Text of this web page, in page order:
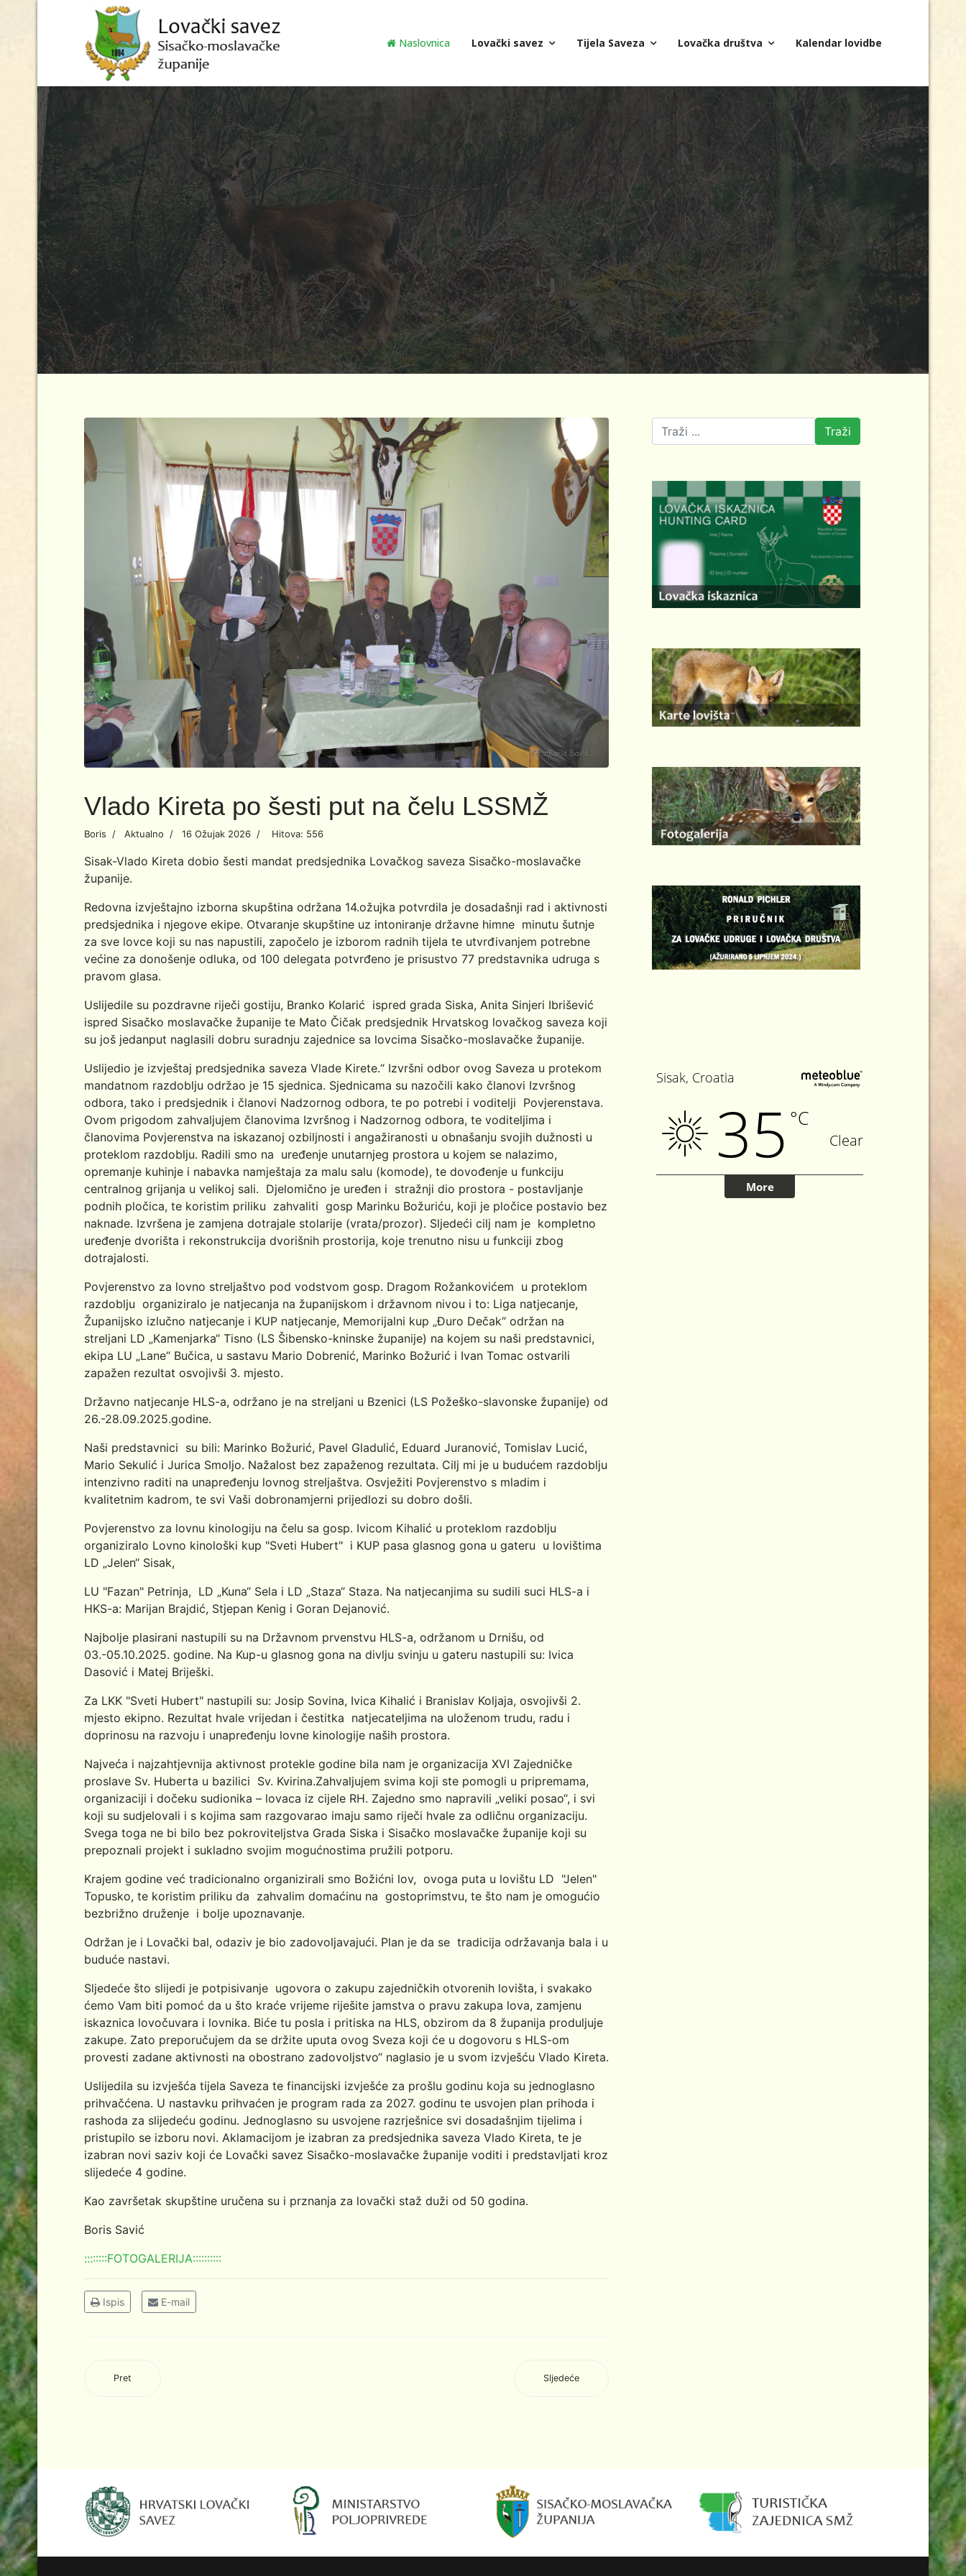
Naslovnica Lovački savez Tijela Saveza Lovačka društva Kalendar lovidbe
Vlado Kireta po šesti put na čelu LSSMŽ
Boris Aktualno 16 Ožujak 2026 Hitova: 556
Sisak-Vlado Kireta dobio šesti mandat predsjednika Lovačkog saveza Sisačko-moslavačke
županije.
Redovna izvještajno izborna skupština održana 14.ožujka potvrdila je dosadašnji rad i aktivnosti
predsjednika i njegove ekipe. Otvaranje skupštine uz intoniranje državne himne minutu šutnje
za sve lovce koji su nas napustili, započelo je izborom radnih tijela te utvrđivanjem potrebne
većine za donošenje odluka, od 100 delegata potvrđeno je prisustvo 77 predstavnika udruga s
pravom glasa.
Uslijedile su pozdravne riječi gostiju, Branko Kolarić ispred grada Siska, Anita Sinjeri Ibrišević
ispred Sisačko moslavačke županije te Mato Čičak predsjednik Hrvatskog lovačkog saveza koji
su još jedanput naglasili dobru suradnju zajednice sa lovcima Sisačko-moslavačke županije.
Uslijedio je izvještaj predsjednika saveza Vlade Kirete.“ Izvršni odbor ovog Saveza u protekom
mandatnom razdoblju održao je 15 sjednica. Sjednicama su nazočili kako članovi Izvršnog
odbora, tako i predsjednik i članovi Nadzornog odbora, te po potrebi i voditelji Povjerenstava.
Ovom prigodom zahvaljujem članovima Izvršnog i Nadzornog odbora, te voditeljima i
članovima Povjerenstva na iskazanoj ozbiljnosti i angažiranosti u obnašanju svojih dužnosti u
proteklom razdoblju. Radili smo na uređenje unutarnjeg prostora u kojem se nalazimo,
opremanje kuhinje i nabavka namještaja za malu salu (komode), te dovođenje u funkciju
centralnog grijanja u velikoj sali. Djelomično je uređen i stražnji dio prostora - postavljanje
podnih pločica, te koristim priliku zahvaliti gosp Marinku Božuriću, koji je pločice postavio bez
naknade. Izvršena je zamjena dotrajale stolarije (vrata/prozor). Sljedeći cilj nam je kompletno
uređenje dvorišta i rekonstrukcija dvorišnih prostorija, koje trenutno nisu u funkciji zbog
dotrajalosti.
Povjerenstvo za lovno streljaštvo pod vodstvom gosp. Dragom Rožankovićem u proteklom
razdoblju organiziralo je natjecanja na županijskom i državnom nivou i to: Liga natjecanje,
Županijsko izlučno natjecanje i KUP natjecanje, Memorijalni kup „Đuro Dečak“ održan na
streljani LD „Kamenjarka“ Tisno (LS Šibensko-kninske županije) na kojem su naši predstavnici,
ekipa LU „Lane“ Bučica, u sastavu Mario Dobrenić, Marinko Božurić i Ivan Tomac ostvarili
zapažen rezultat osvojivši 3. mjesto.
Državno natjecanje HLS-a, održano je na streljani u Bzenici (LS Požeško-slavonske županije) od
26.-28.09.2025.godine.
Naši predstavnici su bili: Marinko Božurić, Pavel Gladulić, Eduard Juranović, Tomislav Lucić,
Mario Sekulić i Jurica Smoljo. Nažalost bez zapaženog rezultata. Cilj mi je u budućem razdoblju
intenzivno raditi na unapređenju lovnog streljaštva. Osvježiti Povjerenstvo s mladim i
kvalitetnim kadrom, te svi Vaši dobronamjerni prijedlozi su dobro došli.
Povjerenstvo za lovnu kinologiju na čelu sa gosp. Ivicom Kihalić u proteklom razdoblju
organiziralo Lovno kinološki kup "Sveti Hubert" i KUP pasa glasnog gona u gateru u lovištima
LD „Jelen“ Sisak,
LU "Fazan" Petrinja, LD „Kuna“ Sela i LD „Staza“ Staza. Na natjecanjima su sudili suci HLS-a i
HKS-a: Marijan Brajdić, Stjepan Kenig i Goran Dejanović.
Najbolje plasirani nastupili su na Državnom prvenstvu HLS-a, održanom u Drnišu, od
03.-05.10.2025. godine. Na Kup-u glasnog gona na divlju svinju u gateru nastupili su: Ivica
Dasović i Matej Briješki.
Za LKK "Sveti Hubert" nastupili su: Josip Sovina, Ivica Kihalić i Branislav Koljaja, osvojivši 2.
mjesto ekipno. Rezultat hvale vrijedan i čestitka natjecateljima na uloženom trudu, radu i
doprinosu na razvoju i unapređenju lovne kinologije naših prostora.
Najveća i najzahtjevnija aktivnost protekle godine bila nam je organizacija XVI Zajedničke
proslave Sv. Huberta u bazilici Sv. Kvirina.Zahvaljujem svima koji ste pomogli u pripremama,
organizaciji i dočeku sudionika – lovaca iz cijele RH. Zajedno smo napravili „veliki posao“, i svi
koji su sudjelovali i s kojima sam razgovarao imaju samo riječi hvale za odličnu organizaciju.
Svega toga ne bi bilo bez pokroviteljstva Grada Siska i Sisačko moslavačke županije koji su
prepoznali projekt i sukladno svojim mogućnostima pružili potporu.
Krajem godine već tradicionalno organizirali smo Božićni lov, ovoga puta u lovištu LD "Jelen"
Topusko, te koristim priliku da zahvalim domaćinu na gostoprimstvu, te što nam je omogućio
bezbrižno druženje i bolje upoznavanje.
Održan je i Lovački bal, odaziv je bio zadovoljavajući. Plan je da se tradicija održavanja bala i u
buduće nastavi.
Sljedeće što slijedi je potpisivanje ugovora o zakupu zajedničkih otvorenih lovišta, i svakako
ćemo Vam biti pomoć da u što kraće vrijeme riješite jamstva o pravu zakupa lova, zamjenu
iskaznica lovočuvara i lovnika. Biće tu posla i pritiska na HLS, obzirom da 8 županija produljuje
zakupe. Zato preporučujem da se držite uputa ovog Sveza koji će u dogovoru s HLS-om
provesti zadane aktivnosti na obostrano zadovoljstvo“ naglasio je u svom izvješću Vlado Kireta.
Uslijedila su izvješća tijela Saveza te financijski izvješće za prošlu godinu koja su jednoglasno
prihvačćena. U nastavku prihvaćen je program rada za 2027. godinu te usvojen plan prihoda i
rashoda za slijedeću godinu. Jednoglasno su usvojene razrješnice svi dosadašnjim tijelima i
pristupilo se izboru novi. Aklamacijom je izabran za predsjednika saveza Vlado Kireta, te je
izabran novi saziv koji će Lovački savez Sisačko-moslavačke županije voditi i predstavljati kroz
slijedeće 4 godine.
Kao završetak skupštine uručena su i prznanja za lovački staž duži od 50 godina.
Boris Savić
::::::::FOTOGALERIJA::::::::::
Ispis E-mail
Pret Sljedeće
Traži